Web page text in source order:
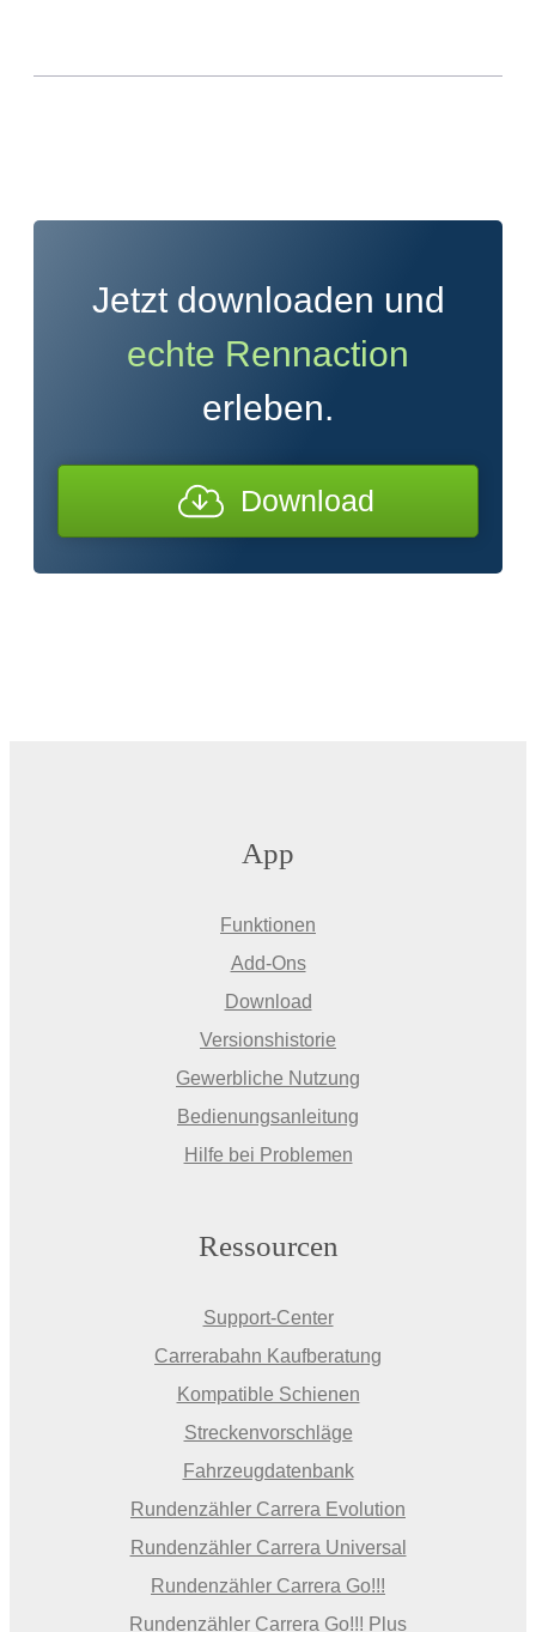
Jetzt downloaden und
echte Rennaction
erleben.
Download
App
Funktionen
Add-Ons
Download
Versionshistorie
Gewerbliche Nutzung
Bedienungsanleitung
Hilfe bei Problemen
Ressourcen
Support-Center
Carrerabahn Kaufberatung
Kompatible Schienen
Streckenvorschläge
Fahrzeugdatenbank
Rundenzähler Carrera Evolution
Rundenzähler Carrera Universal
Rundenzähler Carrera Go!!!
Rundenzähler Carrera Go!!! Plus